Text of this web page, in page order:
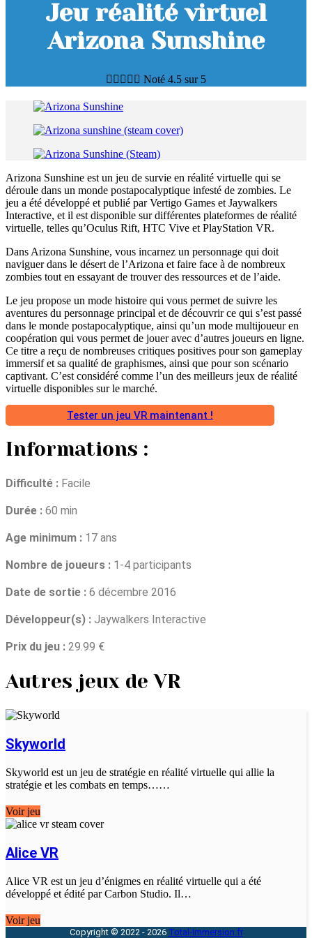
Jeu réalité virtuel
Arizona Sunshine
     Noté 4.5 sur 5
Arizona Sunshine est un jeu de survie en réalité virtuelle qui se
déroule dans un monde postapocalyptique infesté de zombies. Le
jeu a été développé et publié par Vertigo Games et Jaywalkers
Interactive, et il est disponible sur différentes plateformes de réalité
virtuelle, telles qu’Oculus Rift, HTC Vive et PlayStation VR.
Dans Arizona Sunshine, vous incarnez un personnage qui doit
naviguer dans le désert de l’Arizona et faire face à de nombreux
zombies tout en essayant de trouver des ressources et de l’aide.
Le jeu propose un mode histoire qui vous permet de suivre les
aventures du personnage principal et de découvrir ce qui s’est passé
dans le monde postapocalyptique, ainsi qu’un mode multijoueur en
coopération qui vous permet de jouer avec d’autres joueurs en ligne.
Ce titre a reçu de nombreuses critiques positives pour son gameplay
immersif et sa qualité de graphismes, ainsi que pour son scénario
captivant. C’est considéré comme l’un des meilleurs jeux de réalité
virtuelle disponibles sur le marché.
Tester un jeu VR maintenant !
Informations :
Difficulté : Facile
Durée : 60 min
Age minimum : 17 ans
Nombre de joueurs : 1-4 participants
Date de sortie : 6 décembre 2016
Développeur(s) : Jaywalkers Interactive
Prix du jeu : 29.99 €
Autres jeux de VR
Skyworld
Skyworld est un jeu de stratégie en réalité virtuelle qui allie la
stratégie et les combats en temps……
Voir jeu
Alice VR
Alice VR est un jeu d’énigmes en réalité virtuelle qui a été
développé et édité par Carbon Studio. Il…
Voir jeu
Copyright © 2022 - 2026 Total-Immersion.fr